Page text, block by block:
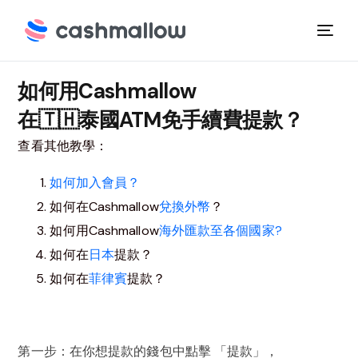
如何用Cashmallow
在🇹🇭泰國ATM免手續費提款？
查看其他教學：
如何加入會員？
如何在Cashmallow兌換外幣 ？
如何用Cashmallow海外匯款至各個國家?
如何在日本提款？
如何在菲律賓提款？
第一步：在你想提款的錢包中點擊 「提款」，